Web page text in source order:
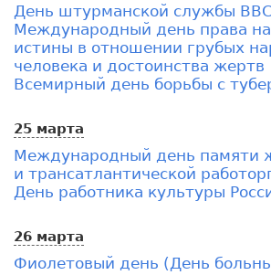
День штурманской службы
Международный день права на
истины в отношении грубых
человека и достоинства жертв
Всемирный день борьбы с
25 марта
Международный день памяти
и трансатлантической
День работника культуры
26 марта
Фиолетовый день (День